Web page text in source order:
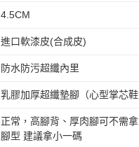
4.5CM
進口軟漆皮(合成皮)
防水防污超纖內里
乳膠加厚超纖墊腳（心型掌芯鞋
正常，高腳背、厚肉腳可不需
腳型 建議拿小一碼